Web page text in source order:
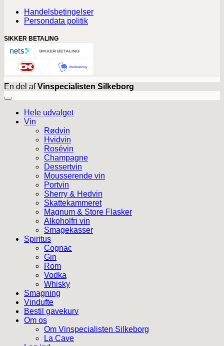
Handelsbetingelser
Persondata politik
SIKKER BETALING
En del afVinspecialisten Silkeborg
Hele udvalget
Vin
Rødvin
Hvidvin
Rosévin
Champagne
Dessertvin
Mousserende vin
Portvin
Sherry & Hedvin
Skattekammeret
Magnum & Store Flasker
Alkoholfri vin
Smagekasser
Spiritus
Cognac
Gin
Rom
Vodka
Whisky
Smagning
Vindufte
Bestil gavekurv
Om os
Om Vinspecialisten Silkeborg
La Cave